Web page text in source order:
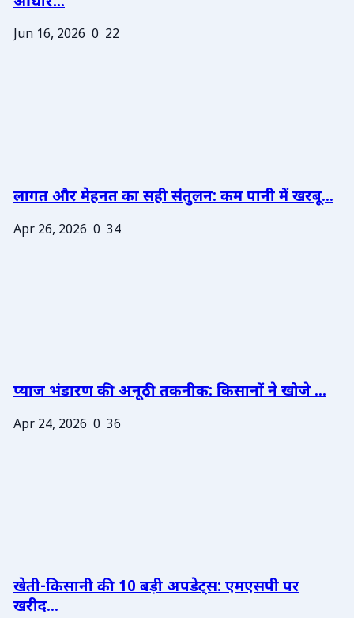
Jun 16, 2026 0 22
लागत और मेहनत का सही संतुलन: कम पानी में खरबू...
Apr 26, 2026 0 34
प्याज भंडारण की अनूठी तकनीक: किसानों ने खोजे ...
Apr 24, 2026 0 36
खेती-किसानी की 10 बड़ी अपडेट्स: एमएसपी पर
खरीद...